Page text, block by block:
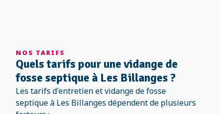
NOS TARIFS
Quels tarifs pour une vidange de
fosse septique à Les Billanges ?
Les tarifs d'entretien et vidange de fosse
septique à Les Billanges dépendent de plusieurs